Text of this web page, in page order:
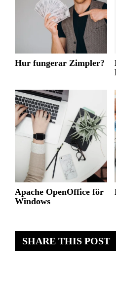
SHARE THIS POST
Hur fungerar Zimpler?
Apache OpenOffice för
Windows